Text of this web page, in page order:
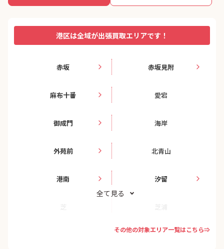
港区は全域が出張買取エリアです！
赤坂 赤坂見附
麻布十番 愛宕
御成門 海岸
外苑前 北青山
港南 汐留
芝大門
全て見る
その他の対象エリア一覧はこちら⇒